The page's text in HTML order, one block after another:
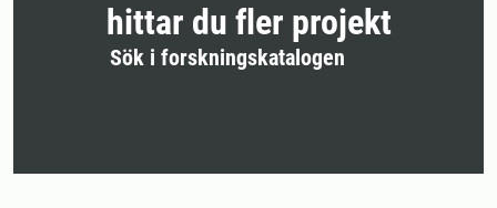
hittar du fler projekt
Sök i forskningskatalogen